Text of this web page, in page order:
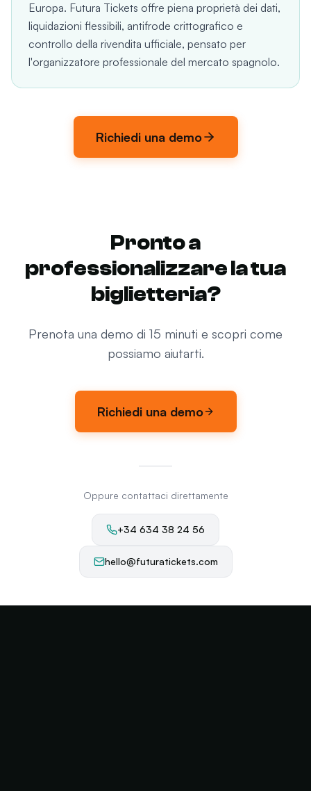
Europa. Futura Tickets offre piena proprietà dei dati,
liquidazioni flessibili, antifrode crittografico e
controllo della rivendita ufficiale, pensato per
l'organizzatore professionale del mercato spagnolo.
Richiedi una demo
Pronto a
professionalizzare la tua
biglietteria?
Prenota una demo di 15 minuti e scopri come
possiamo aiutarti.
Richiedi una demo
Oppure contattaci direttamente
+34 634 38 24 56
hello@futuratickets.com